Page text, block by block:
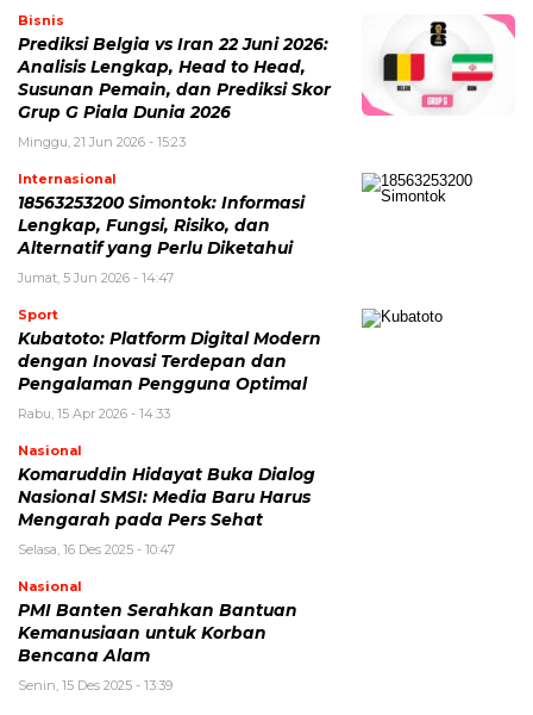
Bisnis
Prediksi Belgia vs Iran 22 Juni 2026:
Analisis Lengkap, Head to Head,
Susunan Pemain, dan Prediksi Skor
Grup G Piala Dunia 2026
Minggu, 21 Jun 2026 - 15:23
Internasional
18563253200 Simontok: Informasi
Lengkap, Fungsi, Risiko, dan
Alternatif yang Perlu Diketahui
Jumat, 5 Jun 2026 - 14:47
Sport
Kubatoto: Platform Digital Modern
dengan Inovasi Terdepan dan
Pengalaman Pengguna Optimal
Rabu, 15 Apr 2026 - 14:33
Nasional
Komaruddin Hidayat Buka Dialog
Nasional SMSI: Media Baru Harus
Mengarah pada Pers Sehat
Selasa, 16 Des 2025 - 10:47
Nasional
PMI Banten Serahkan Bantuan
Kemanusiaan untuk Korban
Bencana Alam
Senin, 15 Des 2025 - 13:39